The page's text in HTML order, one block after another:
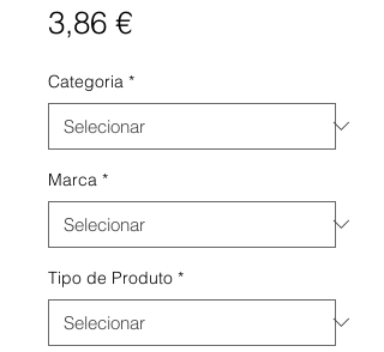
3,86 €Preço
Categoria *
Marca *
Tipo de Produto *